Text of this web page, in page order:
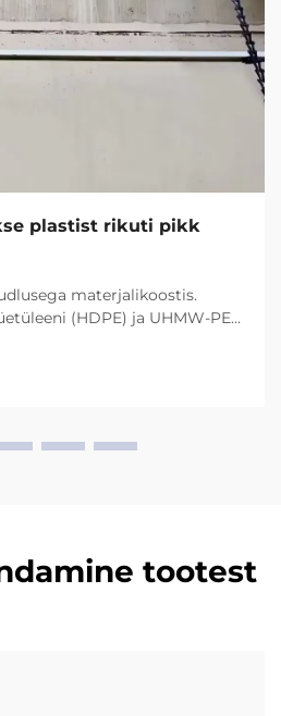
plastist rikuti pikk
materjalikoostis.
(HDPE) ja UHMW-PE
nagu HDPE (kõrge
tootest